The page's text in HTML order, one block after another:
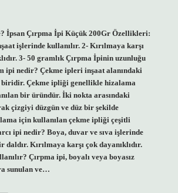
İpsan Çırpma İpi Küçük 200Gr Özellikleri:
işlerinde kullanılır. 2- Kırılmaya karşı
3- 50 gramlık Çırpma İpinin uzunluğu
ipi nedir? Çekme ipleri inşaat alanındaki
Çekme ipliği genellikle hizalama
bir üründür. İki nokta arasındaki
çizgiyi düzgün ve düz bir şekilde
için kullanılan çekme ipliği çeşitli
ipi nedir? Boya, duvar ve sıva işlerinde
daldır. Kırılmaya karşı çok dayanıklıdır.
Çırpma ipi, boyalı veya boyasız
sunulan ve…